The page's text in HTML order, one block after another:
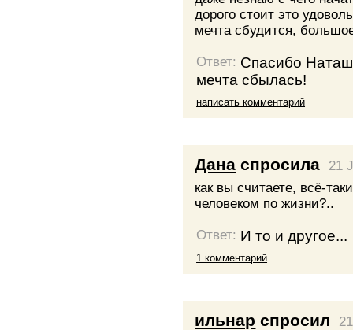
дорого стоит это
мечта сбудится,
Ответ: Спасибо
мечта сбылась!
написать комментарий
Дана спросила
21
как вы считаете, всё-
человеком по жизни?..
Ответ: И то и другое...
1 комментарий
ильнар спросил